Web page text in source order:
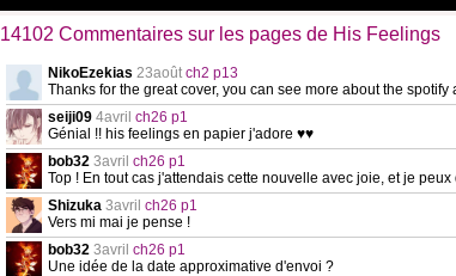
14102 Commentaires sur les pages de His Feelings
NikoEzekias 23août ch2 p13
Thanks for the great cover, you can see more about the
seiji09 4avril ch26 p1
Génial !! his feelings en papier j'adore ♥♥
bob32 3avril ch26 p1
Top ! En tout cas j'attendais cette nouvelle avec joie, et je
Shizuka 3avril ch26 p1
Vers mi mai je pense !
bob32 3avril ch26 p1
Une idée de la date approximative d'envoi ?